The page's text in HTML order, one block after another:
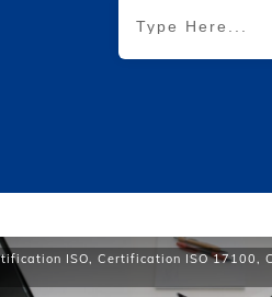
ISO, Certification ISO 17100,